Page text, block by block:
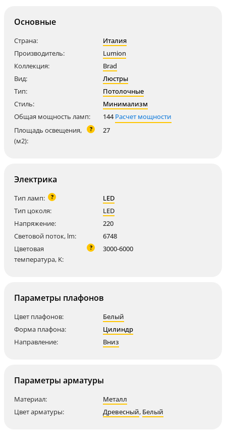
Основные
Страна:
Италия
Производитель:
Lumion
Коллекция:
Brad
Вид:
Люстры
Тип:
Потолочные
Стиль:
Минимализм
Общая мощность ламп:
144Расчет мощности
Площадь освещения,
(м2):
? 27
Электрика
Тип ламп: ?
LED
Тип цоколя:
LED
Напряжение:
220
Световой поток, lm:
6748
Цветовая
температура, K:
? 3000-6000
Параметры плафонов
Цвет плафонов:
Белый
Форма плафона:
Цилиндр
Направление:
Вниз
Параметры арматуры
Материал:
Металл
Цвет арматуры:
Древесный, Белый